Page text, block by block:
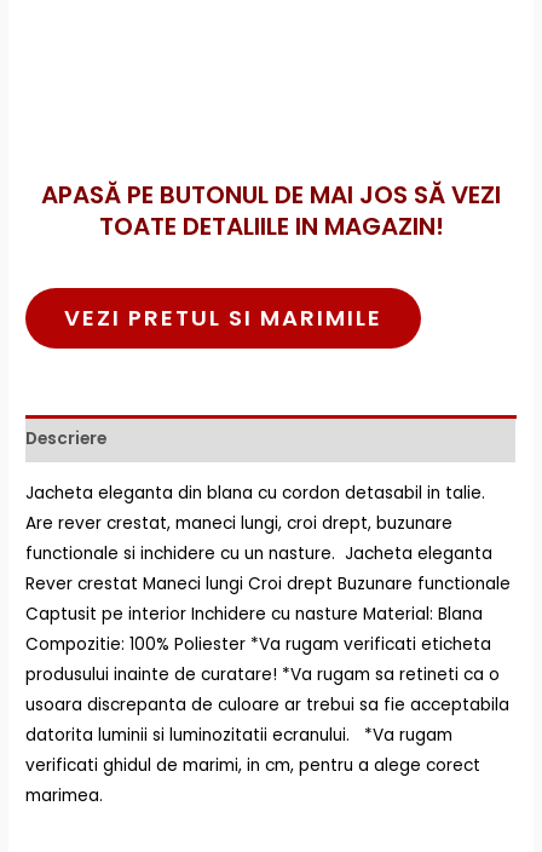
APASĂ PE BUTONUL DE MAI JOS SĂ VEZI
TOATE DETALIILE IN MAGAZIN!
VEZI PRETUL SI MARIMILE
Descriere
Jacheta eleganta din blana cu cordon detasabil in talie.
Are rever crestat, maneci lungi, croi drept, buzunare
functionale si inchidere cu un nasture. Jacheta eleganta
Rever crestat Maneci lungi Croi drept Buzunare functionale
Captusit pe interior Inchidere cu nasture Material: Blana
Compozitie: 100% Poliester *Va rugam verificati eticheta
produsului inainte de curatare! *Va rugam sa retineti ca o
usoara discrepanta de culoare ar trebui sa fie acceptabila
datorita luminii si luminozitatii ecranului. *Va rugam
verificati ghidul de marimi, in cm, pentru a alege corect
marimea.